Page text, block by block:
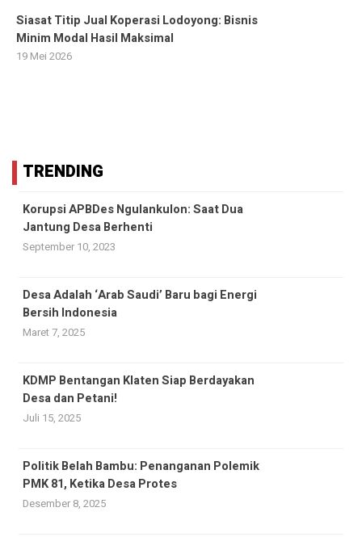
Siasat Titip Jual Koperasi Lodoyong: Bisnis
Minim Modal Hasil Maksimal
19 Mei 2026
TRENDING
Korupsi APBDes Ngulankulon: Saat Dua
Jantung Desa Berhenti
September 10, 2023
Desa Adalah ‘Arab Saudi’ Baru bagi Energi
Bersih Indonesia
Maret 7, 2025
KDMP Bentangan Klaten Siap Berdayakan
Desa dan Petani!
Juli 15, 2025
Politik Belah Bambu: Penanganan Polemik
PMK 81, Ketika Desa Protes
Desember 8, 2025